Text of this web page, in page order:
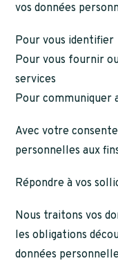
vos données
Pour vous identifier
Pour vous fournir
services
Pour communiquer
Avec votre
personnelles aux
Répondre à vos
Nous traitons vos
les obligations
données